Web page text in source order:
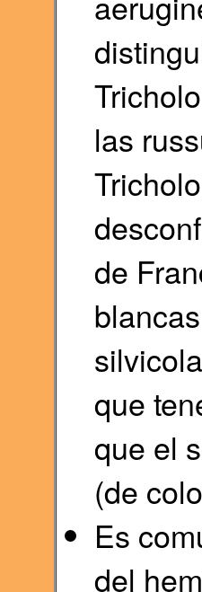
las
de
que
que el
(de
Es
del